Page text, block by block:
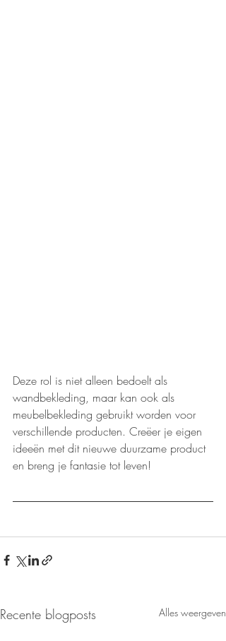
Deze rol is niet alleen bedoelt als
wandbekleding, maar kan ook als
meubelbekleding gebruikt worden voor
verschillende producten. Creëer je eigen
ideeën met dit nieuwe duurzame product
en breng je fantasie tot leven!
Recente blogposts Alles weergeven